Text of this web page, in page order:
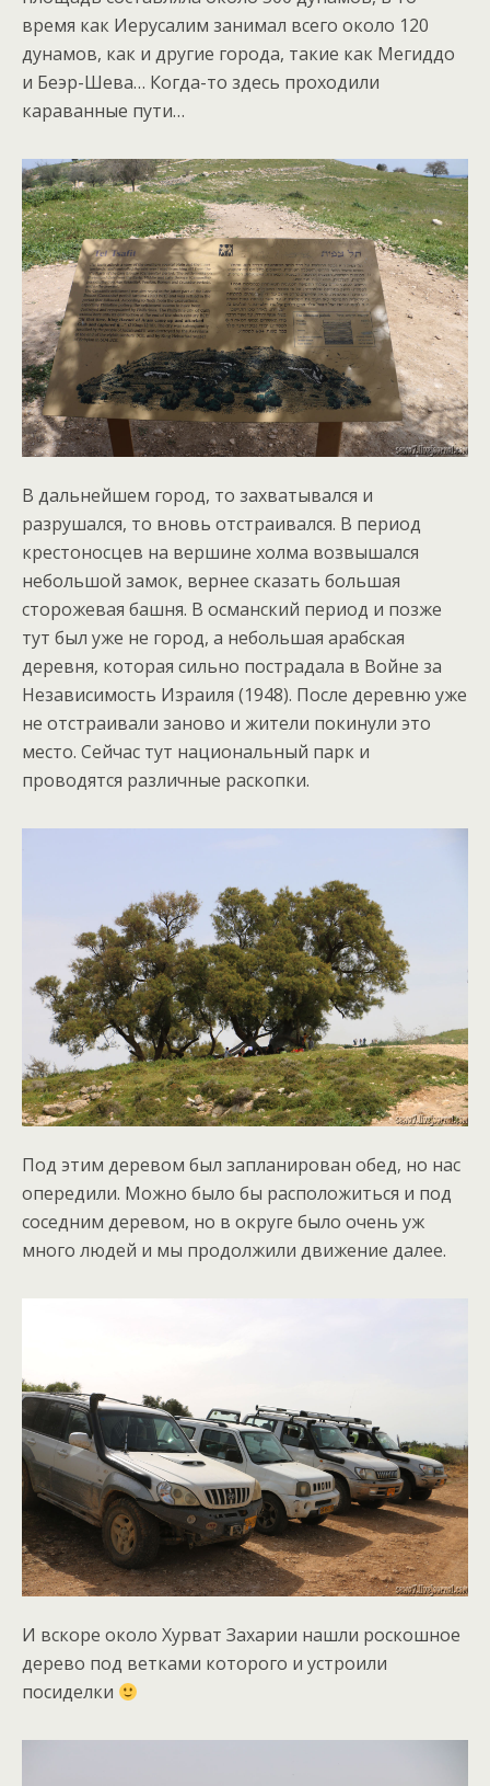
время как Иерусалим занимал всего около 120
дунамов, как и другие города, такие как Мегиддо
и Беэр-Шева… Когда-то здесь проходили
караванные пути…
В дальнейшем город, то захватывался и
разрушался, то вновь отстраивался. В период
крестоносцев на вершине холма возвышался
небольшой замок, вернее сказать большая
сторожевая башня. В османский период и позже
тут был уже не город, а небольшая арабская
деревня, которая сильно пострадала в Войне за
Независимость Израиля (1948). После деревню уже
не отстраивали заново и жители покинули это
место. Сейчас тут национальный парк и
проводятся различные раскопки.
Под этим деревом был запланирован обед, но нас
опередили. Можно было бы расположиться и под
соседним деревом, но в округе было очень уж
много людей и мы продолжили движение далее.
И вскоре около Хурват Захарии нашли роскошное
дерево под ветками которого и устроили
посиделки